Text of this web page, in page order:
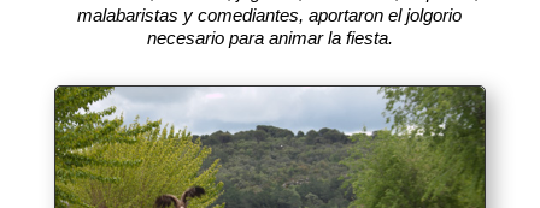
malabaristas y comediantes, aportaron el jolgorio
necesario para animar la fiesta.